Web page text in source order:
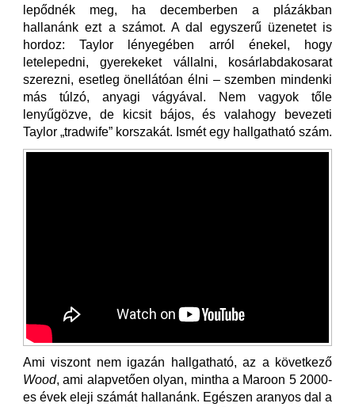
lepődnék meg, ha decemberben a plázákban
hallanánk ezt a számot. A dal egyszerű üzenetet is
hordoz: Taylor lényegében arról énekel, hogy
letelepedni, gyerekeket vállalni, kosárlabdakosarat
szerezni, esetleg önellátóan élni – szemben mindenki
más túlzó, anyagi vágyával. Nem vagyok tőle
lenyűgözve, de kicsit bájos, és valahogy bevezeti
Taylor „tradwife” korszakát. Ismét egy hallgatható szám.
Ami viszont nem igazán hallgatható, az a következő
Wood, ami alapvetően olyan, mintha a Maroon 5 2000-
es évek eleji számát hallanánk. Egészen aranyos dal a